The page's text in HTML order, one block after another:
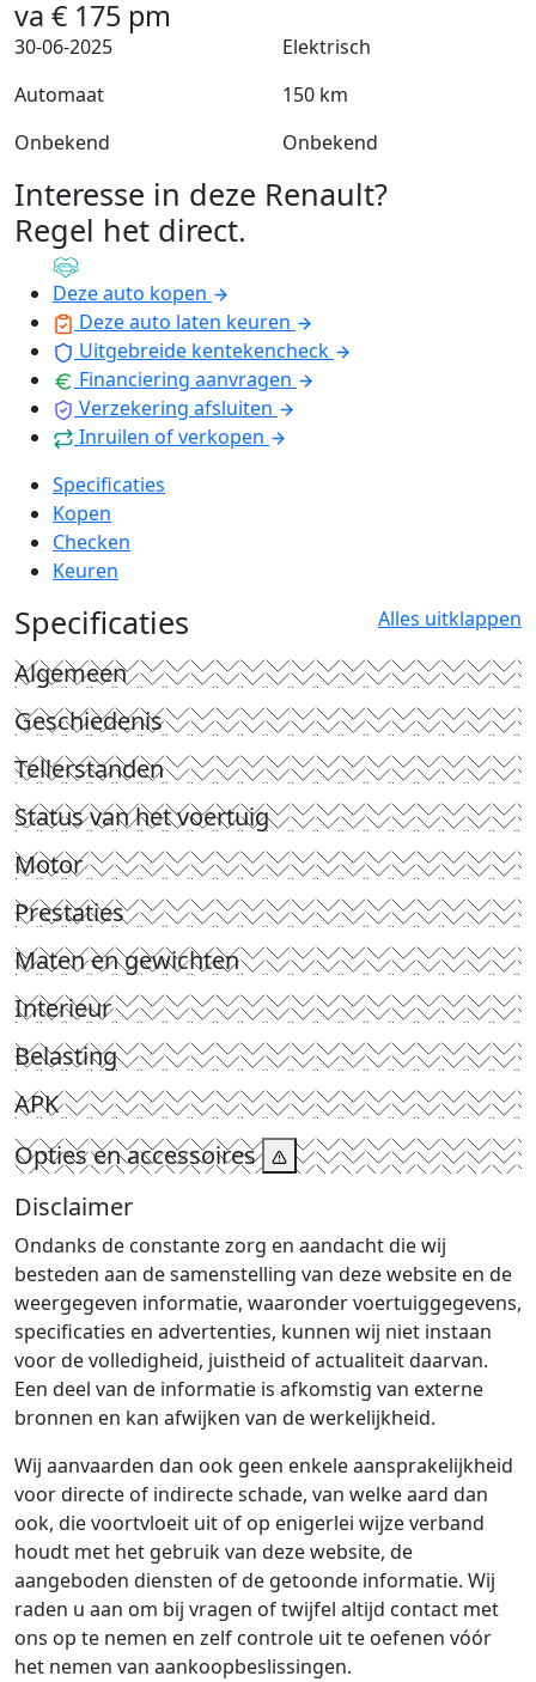
va € 175 pm
30-06-2025
Elektrisch
Automaat
150 km
Onbekend
Onbekend
Interesse in deze Renault?
Regel het direct.
Deze auto kopen
Deze auto laten keuren
Uitgebreide kentekencheck
Financiering aanvragen
Verzekering afsluiten
Inruilen of verkopen
Specificaties
Kopen
Checken
Keuren
Specificaties Alles uitklappen
Algemeen
Geschiedenis
Tellerstanden
Status van het voertuig
Motor
Prestaties
Maten en gewichten
Interieur
Belasting
APK
Opties en accessoires
Disclaimer
Ondanks de constante zorg en aandacht die wij
besteden aan de samenstelling van deze website en de
weergegeven informatie, waaronder voertuiggegevens,
specificaties en advertenties, kunnen wij niet instaan
voor de volledigheid, juistheid of actualiteit daarvan.
Een deel van de informatie is afkomstig van externe
bronnen en kan afwijken van de werkelijkheid.
Wij aanvaarden dan ook geen enkele aansprakelijkheid
voor directe of indirecte schade, van welke aard dan
ook, die voortvloeit uit of op enigerlei wijze verband
houdt met het gebruik van deze website, de
aangeboden diensten of de getoonde informatie. Wij
raden u aan om bij vragen of twijfel altijd contact met
ons op te nemen en zelf controle uit te oefenen vóór
het nemen van aankoopbeslissingen.